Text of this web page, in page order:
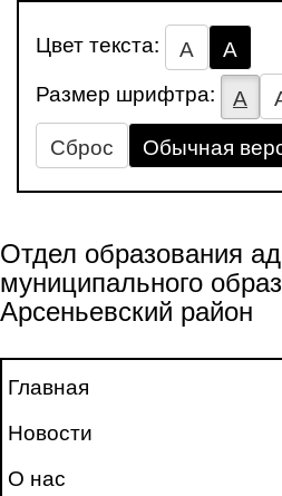
Цвет текста: А
А
Размер шрифтра:
А
Сброс
Обычная
Отдел образования
муниципального
Арсеньевский район
Главная
Новости
О нас